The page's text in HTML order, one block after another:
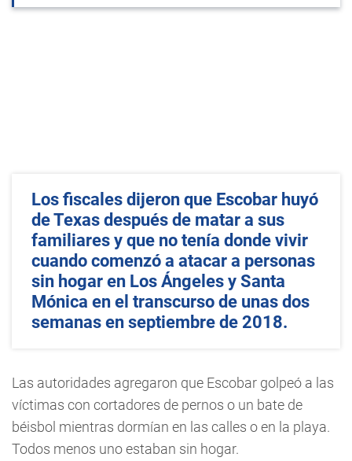
Los fiscales dijeron que Escobar huyó
de Texas después de matar a sus
familiares y que no tenía donde vivir
cuando comenzó a atacar a personas
sin hogar en Los Ángeles y Santa
Mónica en el transcurso de unas dos
semanas en septiembre de 2018.
Las autoridades agregaron que Escobar golpeó a las
víctimas con cortadores de pernos o un bate de
béisbol mientras dormían en las calles o en la playa.
Todos menos uno estaban sin hogar.